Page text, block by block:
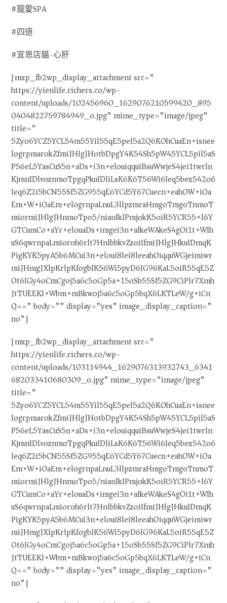
#寵愛SPA
#四道
#宜恩店貓-心肝
[mxp_fb2wp_display_attachment src=”
https://yienlife.richers.co/wp-
content/uploads/102456960_1629076210599420_895
0404822759784949_o.jpg” mime_type=”image/jpeg”
title=”
5Zyo6YCZ5YCL54m55Yil55qE5pel5a2Q6KOhCuaEn+isnee
logrpmarokZfmiJHlgJHotbDpgY4K54Sh5pW45YCL5pil5aS
P56eL5YasCuS5n+aDs+i3n+elouiqquiBsuWwjeS4jei1twrln
KjmnIDlvoznmoTpgqPkuIDliLsK6K6T56Wi6Ieq5bex542o6
Ieq6Z2i5bCN55Sf5ZG955qE6YCd5Y67Cuecn+eahOW+iOa
Em+W+iOaEm+elogrnpaLnuL3llpzmraHmgoTmgoTnmoT
miormiJHlgJHnmoTpo5/nianlkIPmjokK5oiR5YCR55+l6Y
GTCumCo+aYr+elouaDs+imgei3n+aIkeWAkeS4gOi1t+WIh
uS6qwrnpaLmioroh6rlt7HnlbbkvZzoiIfmiJHlgJHkuIDmqK
PigKYK5pyA5b6MCui3n+eloui8lei8leeahOiqquWGjeimiwr
miJHmgJXlpKrlpKfogbIK56Wi5pyD6IG96KaL5oiR55qE5Z
Ot6IGy4oCmCgoj5a6c5oGp5a+15oSb55Sf5ZG9CiPlr7Xmh
JtTUEEKI+Wbm+mBkwoj5a6c5oGp5bqX6LKTLeW/g+iCn
Q==” body=”” display=”yes” image_display_caption=”
no”]
[mxp_fb2wp_display_attachment src=”
https://yienlife.richers.co/wp-
content/uploads/103114944_1629076313932743_6341
682033410680309_o.jpg” mime_type=”image/jpeg”
title=”
5Zyo6YCZ5YCL54m55Yil55qE5pel5a2Q6KOhCuaEn+isnee
logrpmarokZfmiJHlgJHotbDpgY4K54Sh5pW45YCL5pil5aS
P56eL5YasCuS5n+aDs+i3n+elouiqquiBsuWwjeS4jei1twrln
KjmnIDlvoznmoTpgqPkuIDliLsK6K6T56Wi6Ieq5bex542o6
Ieq6Z2i5bCN55Sf5ZG955qE6YCd5Y67Cuecn+eahOW+iOa
Em+W+iOaEm+elogrnpaLnuL3llpzmraHmgoTmgoTnmoT
miormiJHlgJHnmoTpo5/nianlkIPmjokK5oiR5YCR55+l6Y
GTCumCo+aYr+elouaDs+imgei3n+aIkeWAkeS4gOi1t+WIh
uS6qwrnpaLmioroh6rlt7HnlbbkvZzoiIfmiJHlgJHkuIDmqK
PigKYK5pyA5b6MCui3n+eloui8lei8leeahOiqquWGjeimiwr
miJHmgJXlpKrlpKfogbIK56Wi5pyD6IG96KaL5oiR55qE5Z
Ot6IGy4oCmCgoj5a6c5oGp5a+15oSb55Sf5ZG9CiPlr7Xmh
JtTUEEKI+Wbm+mBkwoj5a6c5oGp5bqX6LKTLeW/g+iCn
Q==” body=”” display=”yes” image_display_caption=”
no”]